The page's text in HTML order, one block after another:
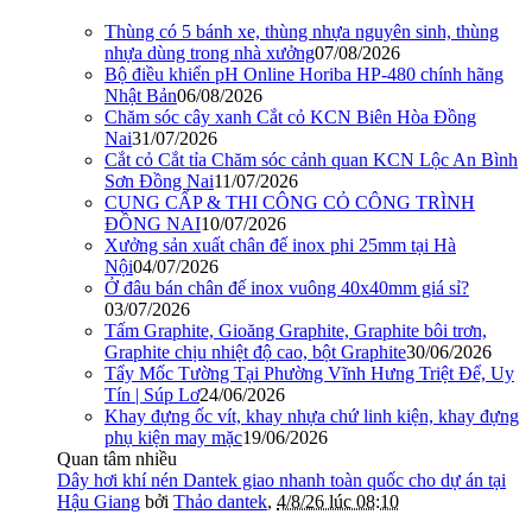
Thùng có 5 bánh xe, thùng nhựa nguyên sinh, thùng
nhựa dùng trong nhà xưởng07/08/2026
Bộ điều khiển pH Online Horiba HP-480 chính hãng
Nhật Bản06/08/2026
Chăm sóc cây xanh Cắt cỏ KCN Biên Hòa Đồng
Nai31/07/2026
Cắt cỏ Cắt tỉa Chăm sóc cảnh quan KCN Lộc An Bình
Sơn Đồng Nai11/07/2026
CUNG CẤP & THI CÔNG CỎ CÔNG TRÌNH
ĐỒNG NAI10/07/2026
Xưởng sản xuất chân đế inox phi 25mm tại Hà
Nội04/07/2026
Ở đâu bán chân đế inox vuông 40x40mm giá sỉ?
03/07/2026
Tấm Graphite, Gioăng Graphite, Graphite bôi trơn,
Graphite chịu nhiệt độ cao, bột Graphite30/06/2026
Tẩy Mốc Tường Tại Phường Vĩnh Hưng Triệt Để, Uy
Tín | Súp Lơ24/06/2026
Khay đựng ốc vít, khay nhựa chứ linh kiện, khay đựng
phụ kiện may mặc19/06/2026
Quan tâm nhiều
Dây hơi khí nén Dantek giao nhanh toàn quốc cho dự án tại
Hậu Giang bởi Thảo dantek, 4/8/26 lúc 08:10